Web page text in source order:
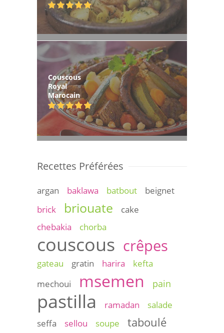
Couscous
Royal
Marocain
Recettes Préférées
argan baklawa batbout
beignet
brick
briouate
cake
chebakia
chorba
couscous crêpes
gateau gratin harira
kefta
mechoui
msemen pain
pastilla ramadan
salade
seffa
sellou soupe taboulé